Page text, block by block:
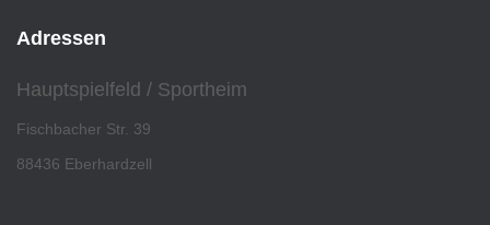
Adressen
Hauptspielfeld / Sportheim
Fischbacher Str. 39
88436 Eberhardzell